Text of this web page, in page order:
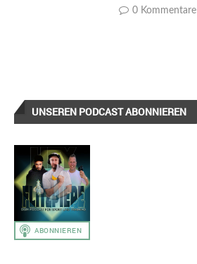
0 Kommentare
UNSEREN PODCAST ABONNIEREN